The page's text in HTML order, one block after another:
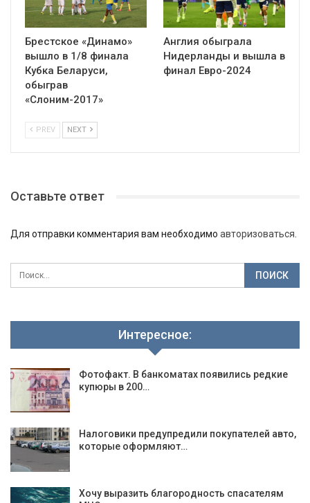
Брестское «Динамо»
вышло в 1/8 финала
Кубка Беларуси,
обыграв
«Слоним-2017»
Англия обыграла
Нидерланды и вышла в
финал Евро-2024
PREV NEXT
Оставьте ответ
Для отправки комментария вам необходимо авторизоваться.
Интересное:
Фотофакт. В банкоматах появились редкие
купюры в 200…
Налоговики предупредили покупателей авто,
которые оформляют…
Хочу выразить благородность спасателям